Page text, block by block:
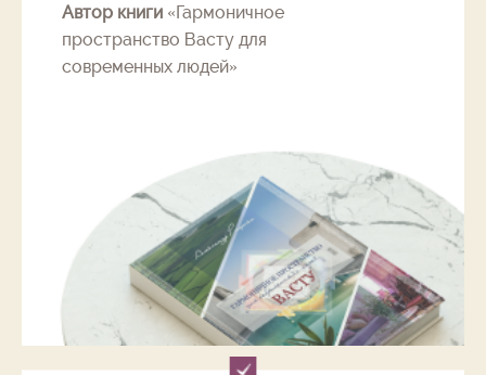
Автор книги «Гармоничное
пространство Васту для
современных людей»